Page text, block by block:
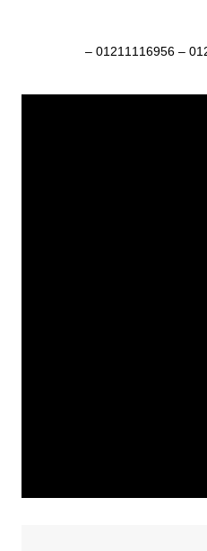
ماكينات تعبئة وتغليف 01211116954 – 01211116956 –